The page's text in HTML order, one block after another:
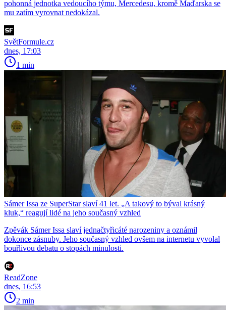
pohonná jednotka vedoucího týmu, Mercedesu, kromě Maďarska se
mu zatím vyrovnat nedokázal.
SvětFormule.cz
dnes, 17:03
1 min
Sámer Issa ze SuperStar slaví 41 let. „A takový to býval krásný
kluk,“ reagují lidé na jeho současný vzhled
Zpěvák Sámer Issa slaví jednačtyřicáté narozeniny a oznámil
dokonce zásnuby. Jeho současný vzhled ovšem na internetu vyvolal
bouřlivou debatu o stopách minulosti.
ReadZone
dnes, 16:53
2 min